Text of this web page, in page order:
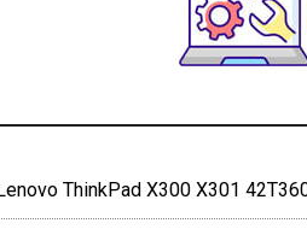
ThinkPad X300 X301